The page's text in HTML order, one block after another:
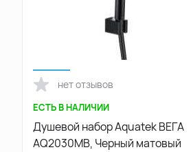
нет отзывов
ЕСТЬ В НАЛИЧИИ
Душевой набор Aquatek ВЕГА
AQ2030MB, Черный матовый